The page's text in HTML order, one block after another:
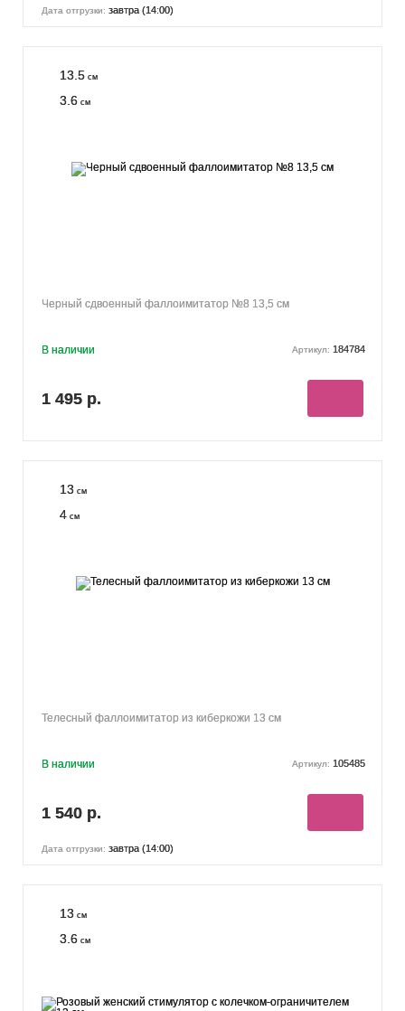
Дата отгрузки: завтра (14:00)
13.5 см
3.6 см
Черный сдвоенный фаллоимитатор №8 13,5 см
В наличии Артикул: 184784
1 495 р.
13 см
4 см
Телесный фаллоимитатор из киберкожи 13 см
В наличии Артикул: 105485
1 540 р.
Дата отгрузки: завтра (14:00)
13 см
3.6 см